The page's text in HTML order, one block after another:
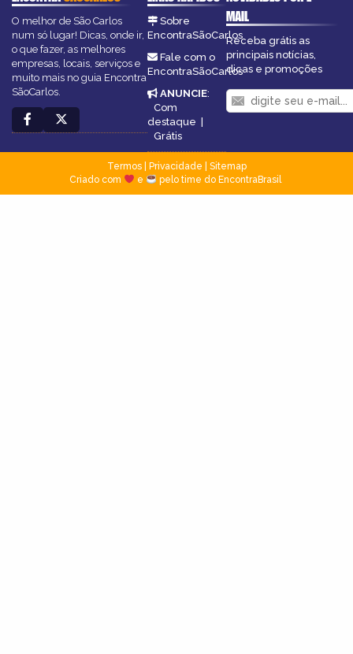
O melhor de São Carlos
num só lugar! Dicas, onde ir,
o que fazer, as melhores
empresas, locais, serviços e
muito mais no guia Encontra
SãoCarlos.
Sobre
EncontraSãoCarlos
Fale com o
EncontraSãoCarlos
ANUNCIE:
Com
destaque |
Grátis
MAIL
Receba grátis as
principais notícias,
dicas e promoções
Termos| Privacidade
Sitemap
Criado com
e pelo time do EncontraBrasil